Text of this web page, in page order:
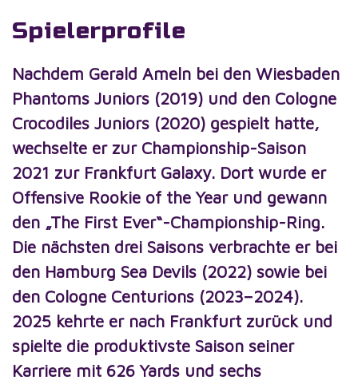
Spielerprofile
Nachdem Gerald Ameln bei den Wiesbaden
Phantoms Juniors (2019) und den Cologne
Crocodiles Juniors (2020) gespielt hatte,
wechselte er zur Championship-Saison
2021 zur Frankfurt Galaxy. Dort wurde er
Offensive Rookie of the Year und gewann
den „The First Ever“-Championship-Ring.
Die nächsten drei Saisons verbrachte er bei
den Hamburg Sea Devils (2022) sowie bei
den Cologne Centurions (2023–2024).
2025 kehrte er nach Frankfurt zurück und
spielte die produktivste Saison seiner
Karriere mit 626 Yards und sechs